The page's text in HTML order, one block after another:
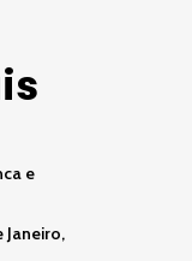
e
Janeiro,